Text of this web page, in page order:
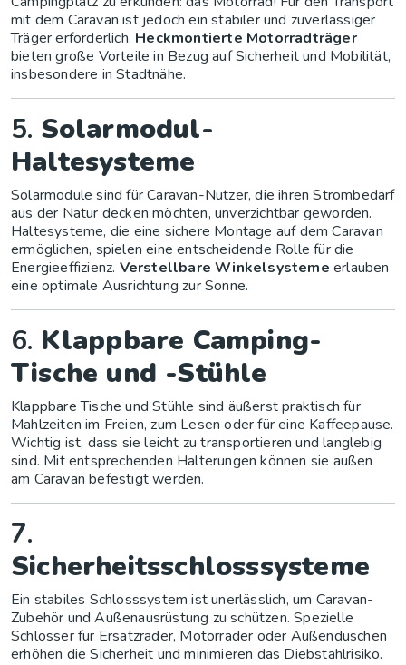
mit dem Caravan ist jedoch ein stabiler und zuverlässiger
Träger erforderlich. Heckmontierte Motorradträger
bieten große Vorteile in Bezug auf Sicherheit und Mobilität,
insbesondere in Stadtnähe.
5. Solarmodul-
Haltesysteme
Solarmodule sind für Caravan-Nutzer, die ihren Strombedarf
aus der Natur decken möchten, unverzichtbar geworden.
Haltesysteme, die eine sichere Montage auf dem Caravan
ermöglichen, spielen eine entscheidende Rolle für die
Energieeffizienz. Verstellbare Winkelsysteme erlauben
eine optimale Ausrichtung zur Sonne.
6. Klappbare Camping-
Tische und -Stühle
Klappbare Tische und Stühle sind äußerst praktisch für
Mahlzeiten im Freien, zum Lesen oder für eine Kaffeepause.
Wichtig ist, dass sie leicht zu transportieren und langlebig
sind. Mit entsprechenden Halterungen können sie außen
am Caravan befestigt werden.
7.
Sicherheitsschlosssysteme
Ein stabiles Schlosssystem ist unerlässlich, um Caravan-
Zubehör und Außenausrüstung zu schützen. Spezielle
Schlösser für Ersatzräder, Motorräder oder Außenduschen
erhöhen die Sicherheit und minimieren das Diebstahlrisiko.